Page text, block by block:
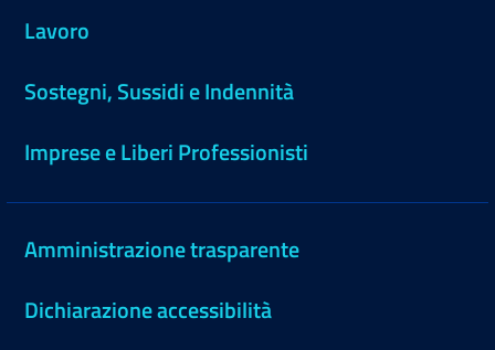
Lavoro
Sostegni, Sussidi e Indennità
Imprese e Liberi Professionisti
Amministrazione trasparente
Dichiarazione accessibilità